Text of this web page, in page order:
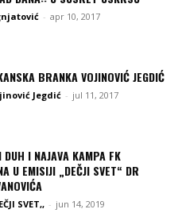
- apr 10, 2017
BRANKA VOJINOVIĆ JEGDIĆ
Jegdić - jul 11, 2017
I NAJAVA KAMPA FK
U EMISIJI „DEČJI SVET“ DR
SVET,, - jun 14, 2019